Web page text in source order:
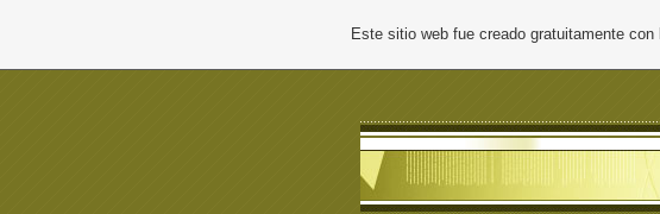
Este sitio web fue creado gratuitamente con